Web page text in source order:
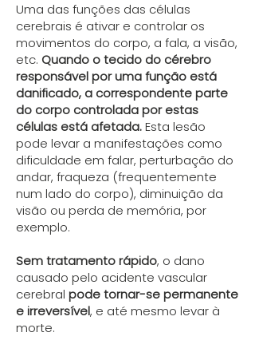
Uma das funções das células
cerebrais é ativar e controlar os
movimentos do corpo, a fala, a visão,
etc. Quando o tecido do cérebro
responsável por uma função está
danificado, a correspondente parte
do corpo controlada por estas
células está afetada.Esta lesão
pode levar a manifestações como
dificuldade em falar, perturbação do
andar, fraqueza (frequentemente
num lado do corpo), diminuição da
visão ou perda de memória, por
exemplo.
Sem tratamento rápido, o dano
causado pelo acidente vascular
cerebral pode tornar-se permanente
e irreversível, e até mesmo levar à
morte.